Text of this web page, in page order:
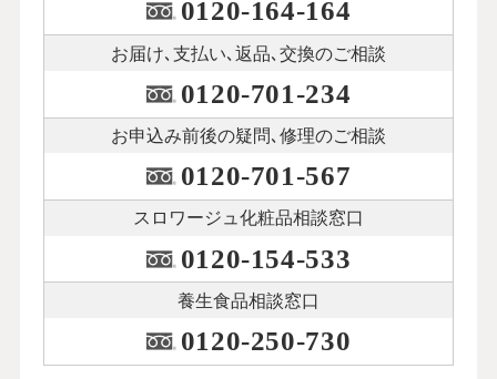
0120-164-164
お届け､支払い､ 返品､交換のご相談
0120-701-234
お申込み前後の疑問､修理のご相談
0120-701-567
スロワージュ化粧品相談窓口
0120-154-533
養生食品相談窓口
0120-250-730